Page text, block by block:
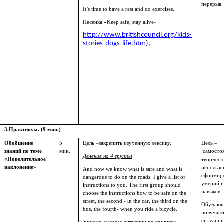
It’s time to have a rest and do exercises.
Песенка «Keep safe, stay alive»
http://www.britishcouncil.org/kids-
stories-dogs-life.htm),
перерыв.
3.Практикум. (9 мин.)
Обобщение
знаний по теме
«Повелительное
наклонение»
5
мин.
Цель –закрепить изученную лексику.
Деление на 4 группы
And now we know what is safe and what is
dangerous to do on the roads. I give a list of
instructions to you. The first group should
choose the instructions how to be safe on the
street, the second - in the car, the third on the
bus, the fourth- when you ride a bicycle.
Цель –
умений и
навыков.